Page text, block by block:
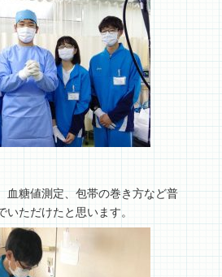
血糖値測定、包帯の巻き方など普
ただけたと思います。